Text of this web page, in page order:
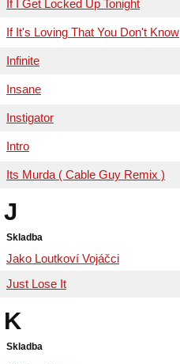
If I Get Locked Up Tonight
If It's Loving That You Don't Know
Infinite
Insane
Instigator
Intro
Its Murda ( Cable Guy Remix )
J
Skladba
Jako Loutkoví Vojáčci
Just Lose It
K
Skladba